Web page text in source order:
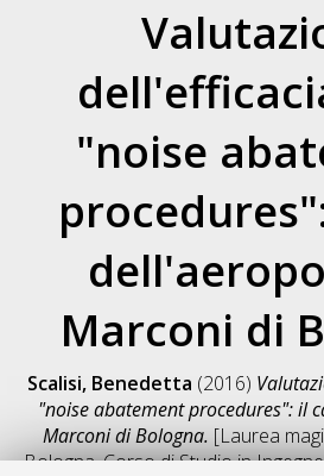
"noise
Marconi di
Scalisi, Benedetta (2016)
"noise abatement procedures": il
Marconi di Bologna. [Laurea
Bologna, Corso di Studio in